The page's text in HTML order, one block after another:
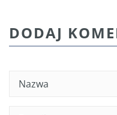
DODAJ